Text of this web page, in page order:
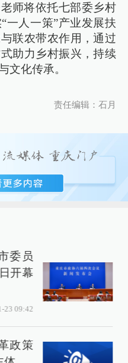
师将依托七部委乡村
一人一策”产业发展扶
联农带农作用，通过
助力乡村振兴，持续
文化传承。
责任编辑：石月
委员
开幕
23 09:42
政策